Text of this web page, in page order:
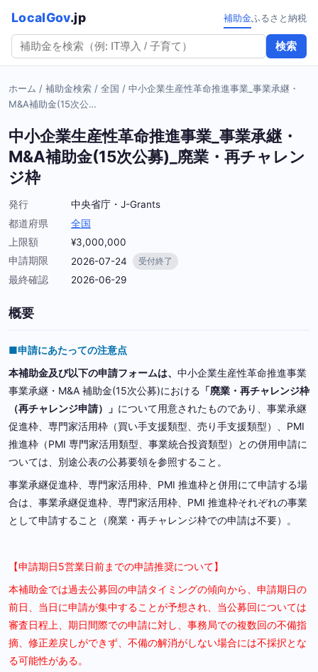
LocalGov.jp
検索
補助金ふるさと納税
ホーム / 補助金検索 / 全国 / 中小企業生産性革命推進事業_事業承継・
M&A補助金(15次公…
中小企業生産性革命推進事業_事業承継・
M&A補助金(15次公募)_廃業・再チャレン
ジ枠
発行
中央省庁・J-Grants
都道府県
全国
上限額
¥3,000,000
申請期限
2026-07-24 受付終了
最終確認 2026-06-29
概要
■申請にあたっての注意点
本補助金及び以下の申請フォームは、 中小企業生産性革命推進事業
事業承継・M&A 補助金(15次公募)における 「廃業・再チャレンジ枠
（再チャレンジ申請）」 について用意されたものであり、事業承継
促進枠、専門家活用枠（買い手支援類型、売り手支援類型）、PMI
推進枠（PMI 専門家活用類型、事業統合投資類型）との併用申請に
ついては、別途公表の公募要領を参照すること。
事業承継促進枠、専門家活用枠、PMI 推進枠と併用にて申請する場
合は、事業承継促進枠、専門家活用枠、PMI 推進枠それぞれの事業
として申請すること（廃業・再チャレンジ枠での申請は不要）。
【申請期日5営業日前までの申請推奨について】
本補助金では過去公募回の申請タイミングの傾向から、申請期日の
前日、当日に申請が集中することが予想され、当公募回については
審査日程上、期日間際での申請に対し、事務局での複数回の不備指
摘、修正差戻しができず、不備の解消がしない場合には不採択とな
る可能性がある。